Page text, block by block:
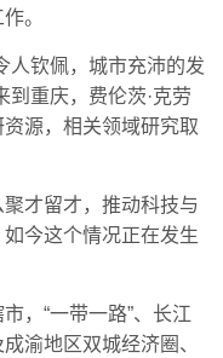
。
人钦佩，城市充沛的发
到重庆，费伦茨·克劳
源，相关领域研究取
才留才，推动科技与
今这个情况正在发生
，“一带一路”、长江
渝地区双城经济圈、